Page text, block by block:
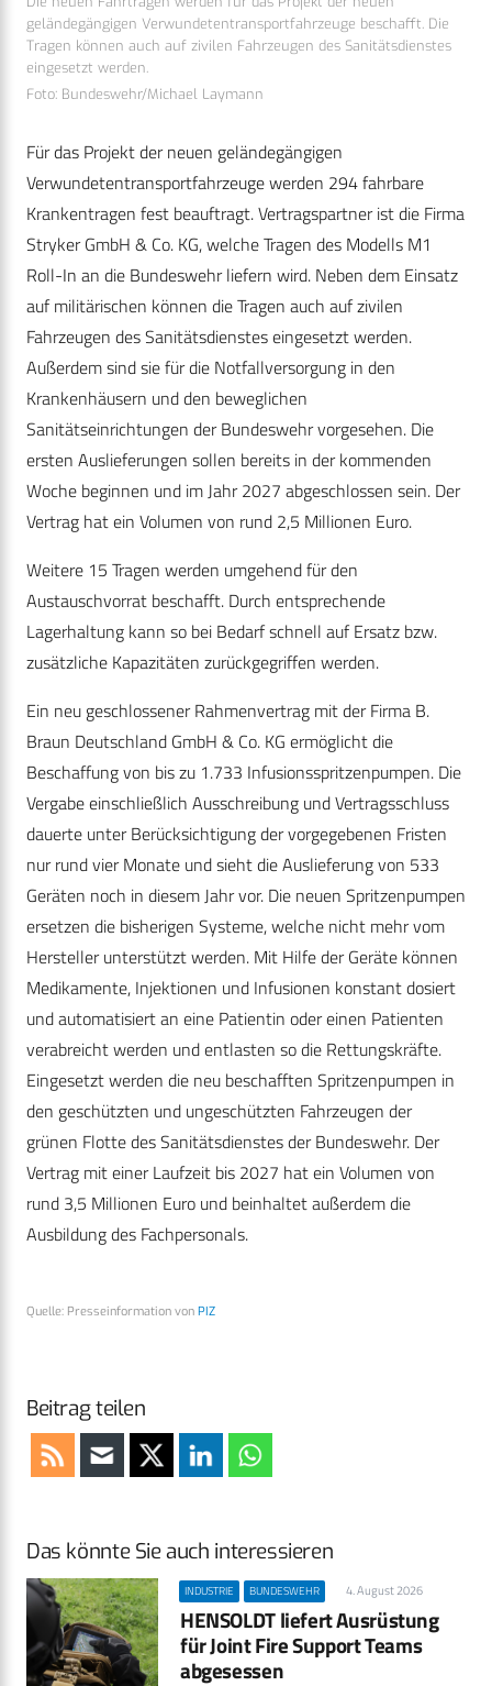
geländegängigen Verwundetentransportfahrzeuge beschafft. Die
Tragen können auch auf zivilen Fahrzeugen des Sanitätsdienstes
eingesetzt werden.
Foto: Bundeswehr/Michael Laymann
Für das Projekt der neuen geländegängigen
Verwundetentransportfahrzeuge werden 294 fahrbare
Krankentragen fest beauftragt. Vertragspartner ist die Firma
Stryker GmbH & Co. KG, welche Tragen des Modells M1
Roll-In an die Bundeswehr liefern wird. Neben dem Einsatz
auf militärischen können die Tragen auch auf zivilen
Fahrzeugen des Sanitätsdienstes eingesetzt werden.
Außerdem sind sie für die Notfallversorgung in den
Krankenhäusern und den beweglichen
Sanitätseinrichtungen der Bundeswehr vorgesehen. Die
ersten Auslieferungen sollen bereits in der kommenden
Woche beginnen und im Jahr 2027 abgeschlossen sein. Der
Vertrag hat ein Volumen von rund 2,5 Millionen Euro.
Weitere 15 Tragen werden umgehend für den
Austauschvorrat beschafft. Durch entsprechende
Lagerhaltung kann so bei Bedarf schnell auf Ersatz bzw.
zusätzliche Kapazitäten zurückgegriffen werden.
Ein neu geschlossener Rahmenvertrag mit der Firma B.
Braun Deutschland GmbH & Co. KG ermöglicht die
Beschaffung von bis zu 1.733 Infusionsspritzenpumpen. Die
Vergabe einschließlich Ausschreibung und Vertragsschluss
dauerte unter Berücksichtigung der vorgegebenen Fristen
nur rund vier Monate und sieht die Auslieferung von 533
Geräten noch in diesem Jahr vor. Die neuen Spritzenpumpen
ersetzen die bisherigen Systeme, welche nicht mehr vom
Hersteller unterstützt werden. Mit Hilfe der Geräte können
Medikamente, Injektionen und Infusionen konstant dosiert
und automatisiert an eine Patientin oder einen Patienten
verabreicht werden und entlasten so die Rettungskräfte.
Eingesetzt werden die neu beschafften Spritzenpumpen in
den geschützten und ungeschützten Fahrzeugen der
grünen Flotte des Sanitätsdienstes der Bundeswehr. Der
Vertrag mit einer Laufzeit bis 2027 hat ein Volumen von
rund 3,5 Millionen Euro und beinhaltet außerdem die
Ausbildung des Fachpersonals.
Quelle: Presseinformation von PIZ
Beitrag teilen
Das könnte Sie auch interessieren
INDUSTRIE BUNDESWEHR 4. August 2026
HENSOLDT liefert Ausrüstung
für Joint Fire Support Teams
abgesessen